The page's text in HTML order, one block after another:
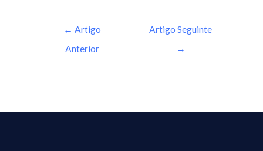
← Artigo
Anterior
Artigo Seguinte
→